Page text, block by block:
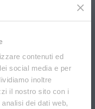
contenuti ed
social media e per
inoltre
il nostro sito con i
dei dati web,
Mestre Venezia